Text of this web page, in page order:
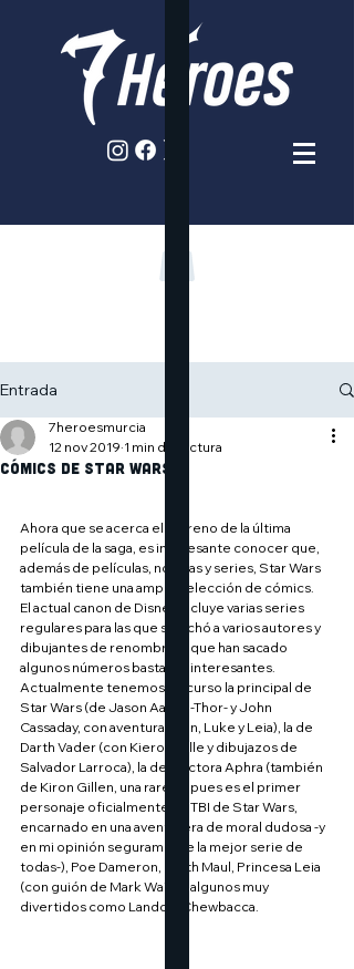
Entrada
Cómics de star wars
7heroesmurcia
12 nov 2019 1 min de lectura
Ahora que se acerca el estreno de la última
película de la saga, es interesante conocer que,
además de películas, novelas y series, Star Wars
también tiene una amplia selección de cómics.
El actual canon de Disney incluye varias series
regulares para las que se fichó a varios autores y
dibujantes de renombre, y que han sacado
algunos números bastante interesantes.
Actualmente tenemos en curso la principal de
Star Wars (de Jason Aaron -Thor- y John
Cassaday, con aventuras Han, Luke y Leia), la de
Darth Vader (con Kieron Gille y dibujazos de
Salvador Larroca), la de Doctora Aphra (también
de Kiron Gillen, una rareza, pues es el primer
personaje oficialmente LGTBI de Star Wars,
encarnado en una aventurera de moral dudosa -y
en mi opinión seguramente la mejor serie de
todas-), Poe Dameron, Darth Maul, Princesa Leia
(con guión de Mark Waid)...algunos muy
divertidos como Lando o Chewbacca.